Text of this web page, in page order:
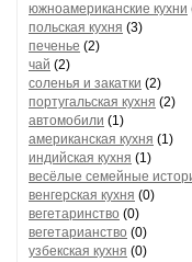
южноамериканские кухни
польская кухня (3)
печенье (2)
чай (2)
соленья и закатки (2)
португальская кухня (2)
автомобили (1)
американская кухня (1)
индийская кухня (1)
весёлые семейные
венгерская кухня (0)
вегетаринство (0)
вегетарианство (0)
узбекская кухня (0)